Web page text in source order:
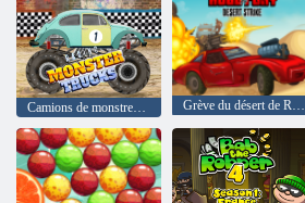
Grève du désert de Road Of Fury